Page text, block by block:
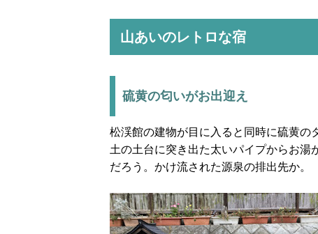
山あいのレトロな宿
硫黄の匂いがお出迎え
松渓館の建物が目に入ると同時に硫黄の
土の土台に突き出た太いパイプからお
だろう。かけ流された源泉の排出先か。